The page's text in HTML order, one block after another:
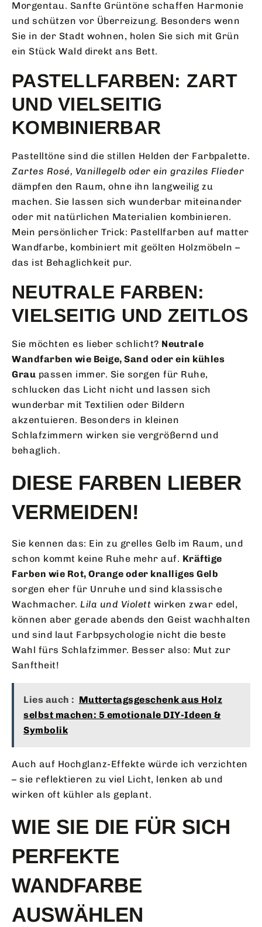
Morgentau. Sanfte Grüntöne schaffen Harmonie
und schützen vor Überreizung. Besonders wenn
Sie in der Stadt wohnen, holen Sie sich mit Grün
ein Stück Wald direkt ans Bett.
PASTELLFARBEN: ZART
UND VIELSEITIG
KOMBINIERBAR
Pastelltöne sind die stillen Helden der Farbpalette.
Zartes Rosé, Vanillegelb oder ein graziles Flieder
dämpfen den Raum, ohne ihn langweilig zu
machen. Sie lassen sich wunderbar miteinander
oder mit natürlichen Materialien kombinieren.
Mein persönlicher Trick: Pastellfarben auf matter
Wandfarbe, kombiniert mit geölten Holzmöbeln –
das ist Behaglichkeit pur.
NEUTRALE FARBEN:
VIELSEITIG UND ZEITLOS
Sie möchten es lieber schlicht? Neutrale
Wandfarben wie Beige, Sand oder ein kühles
Grau passen immer. Sie sorgen für Ruhe,
schlucken das Licht nicht und lassen sich
wunderbar mit Textilien oder Bildern
akzentuieren. Besonders in kleinen
Schlafzimmern wirken sie vergrößernd und
behaglich.
DIESE FARBEN LIEBER
VERMEIDEN!
Sie kennen das: Ein zu grelles Gelb im Raum, und
schon kommt keine Ruhe mehr auf. Kräftige
Farben wie Rot, Orange oder knalliges Gelb
sorgen eher für Unruhe und sind klassische
Wachmacher. Lila und Violett wirken zwar edel,
können aber gerade abends den Geist wachhalten
und sind laut Farbpsychologie nicht die beste
Wahl fürs Schlafzimmer. Besser also: Mut zur
Sanftheit!
Lies auch : Muttertagsgeschenk aus Holz
selbst machen: 5 emotionale DIY-Ideen &
Symbolik
Auch auf Hochglanz-Effekte würde ich verzichten
– sie reflektieren zu viel Licht, lenken ab und
wirken oft kühler als geplant.
WIE SIE DIE FÜR SICH
PERFEKTE
WANDFARBE
AUSWÄHLEN